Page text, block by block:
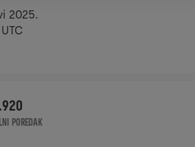
2025.
POREDAK